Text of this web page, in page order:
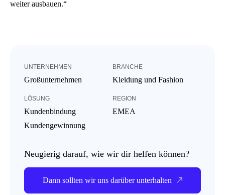
UNTERNEHMEN
Großunternehmen
BRANCHE
Kleidung und Fashion
LÖSUNG
Kundenbindung
Kundengewinnung
REGION
EMEA
Neugierig darauf, wie wir dir helfen können?
Dann sollten wir uns darüber unterhalten
weiter ausbauen.“